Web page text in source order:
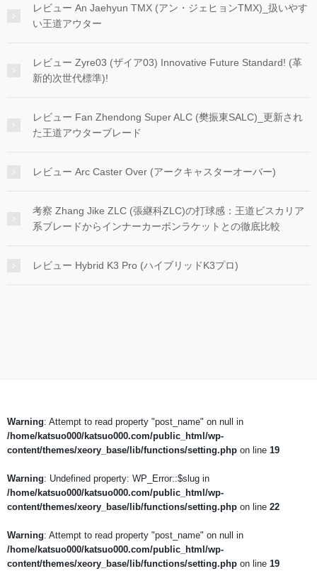
レビュー An Jaehyun TMX (アン・ジェヒョンTMX)_扱いやす
い王道アウター
レビュー Zyre03 (ザイア03) Innovative Future Standard! (革
新的次世代標準)!
レビュー Fan Zhendong Super ALC (樊振東SALC)_更新され
た王道アウターブレード
レビュー Arc Caster Over (アークキャスターオーバー)
考察 Zhang Jike ZLC (張継科ZLC)の打球感：王道ビスカリア
系ブレードからインナーカーボンラケットとの徹底比較
レビュー Hybrid K3 Pro (ハイブリッドK3プロ)
Warning: Attempt to read property "post_name" on null in
/home/katsuo000/katsuo000.com/public_html/wp-
content/themes/xeory_base/lib/functions/setting.php on line 19
Warning: Undefined property: WP_Error::$slug in
/home/katsuo000/katsuo000.com/public_html/wp-
content/themes/xeory_base/lib/functions/setting.php on line 22
Warning: Attempt to read property "post_name" on null in
/home/katsuo000/katsuo000.com/public_html/wp-
content/themes/xeory_base/lib/functions/setting.php on line 19